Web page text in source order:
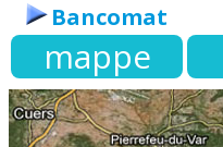
Bancomat
mappe